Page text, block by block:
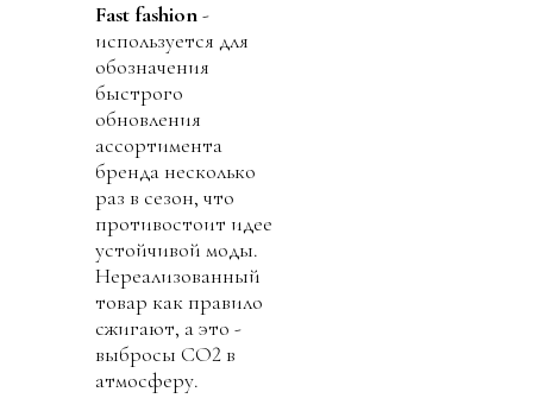
Fast fashion-
используется для
обозначения
быстрого
обновления
ассортимента
бренда несколько
раз в сезон, что
противостоит идее
устойчивой моды.
Нереализованный
товар как правило
сжигают, а это -
выбросы СО2 в
атмосферу.